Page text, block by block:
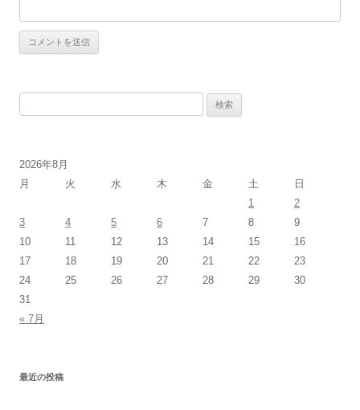
2026年8月
月
火 水 木 金 土
日
1
2
3
4 5 6 7 8
9
10
11 12 13 14 15
16
17
18 19 20 21 22
23
24
25 26 27 28 29
30
31
« 7月
最近の投稿